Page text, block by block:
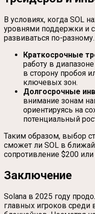
В условиях, когда SOL
уровнями поддержки и
развиваться по-разному.
Краткосрочные
работу в
в сторону пробоя
ключевых зон.
Долгосрочные
внимание зонам
ориентируясь на
потенциальный
Таким образом, выбор
сможет ли SOL в
сопротивление $200
Заключение
Solana в 2025 году
главных игроков